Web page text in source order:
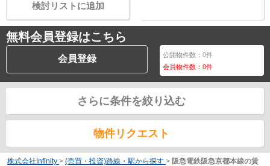
検討リストに追加
無料会員登録はこちら
会員登録 公開物件数：0件
会員物件数：0件
さらに条件を絞り込む
物件リクエスト
株式会社Infinity > (売買・投資)路線・駅から探す > 阪急電鉄阪急京都本線の賃